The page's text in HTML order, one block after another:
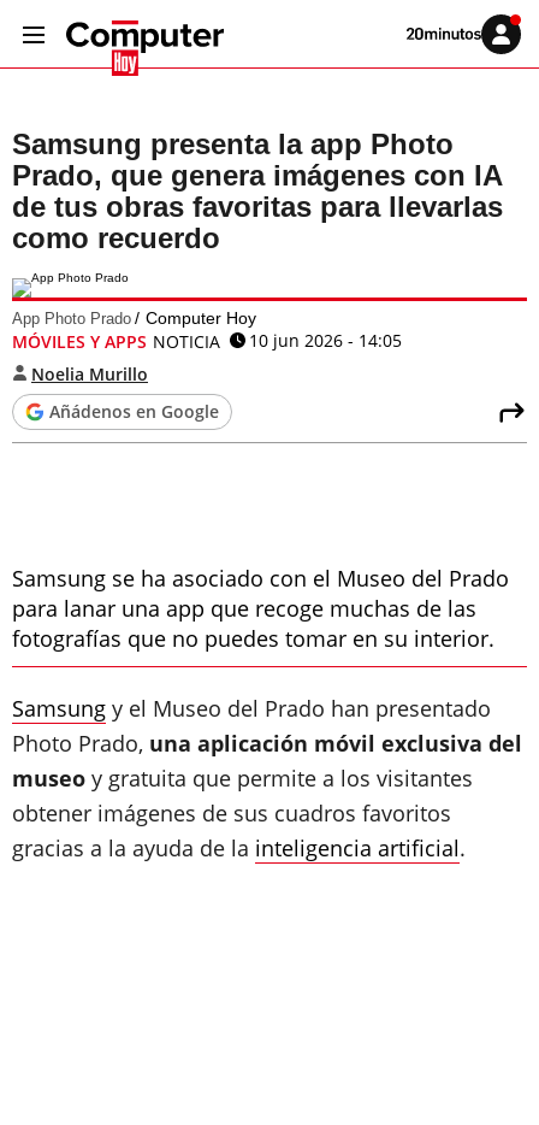
Volver
Iniciar
sesión
Samsung presenta la app Photo
Prado, que genera imágenes con IA
de tus obras favoritas para llevarlas
como recuerdo
App Photo Prado Computer Hoy
MÓVILES Y APPS NOTICIA
10 jun 2026 - 14:05
Noelia Murillo
Añádenos en Google
Samsung se ha asociado con el Museo del Prado
para lanar una app que recoge muchas de las
fotografías que no puedes tomar en su interior.
Samsung y el Museo del Prado han presentado
Photo Prado, una aplicación móvil exclusiva del
museo y gratuita que permite a los visitantes
obtener imágenes de sus cuadros favoritos
gracias a la ayuda de la inteligencia artificial.